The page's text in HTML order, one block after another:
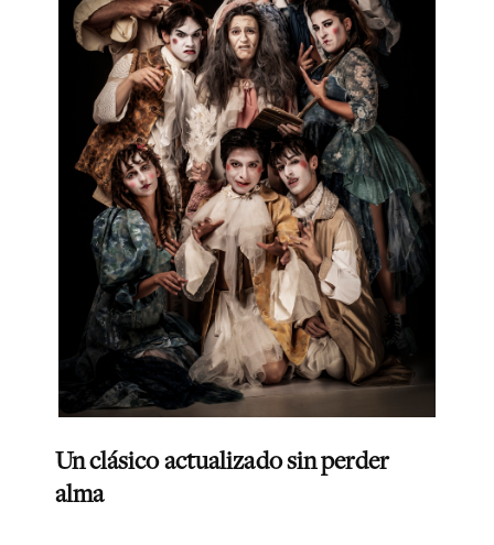
Un clásico actualizado sin perder
alma